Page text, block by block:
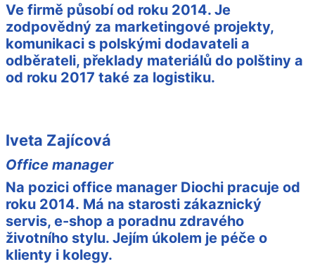
Ve firmě působí od roku 2014. Je
zodpovědný za marketingové projekty,
komunikaci s polskými dodavateli a
odběrateli, překlady materiálů do polštiny a
od roku 2017 také za logistiku.
Iveta Zajícová
Office manager
Na pozici office manager Diochi pracuje od
roku 2014. Má na starosti zákaznický
servis, e-shop a poradnu zdravého
životního stylu. Jejím úkolem je péče o
klienty i kolegy.